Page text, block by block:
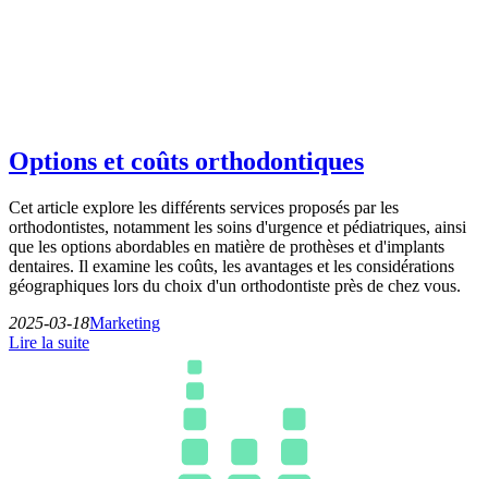
Options et coûts orthodontiques
Cet article explore les différents services proposés par les
orthodontistes, notamment les soins d'urgence et pédiatriques, ainsi
que les options abordables en matière de prothèses et d'implants
dentaires. Il examine les coûts, les avantages et les considérations
géographiques lors du choix d'un orthodontiste près de chez vous.
2025-03-18Marketing
Lire la suite